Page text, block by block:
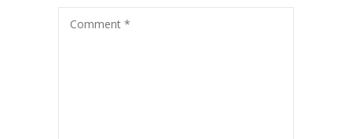
kod dece
Comment *